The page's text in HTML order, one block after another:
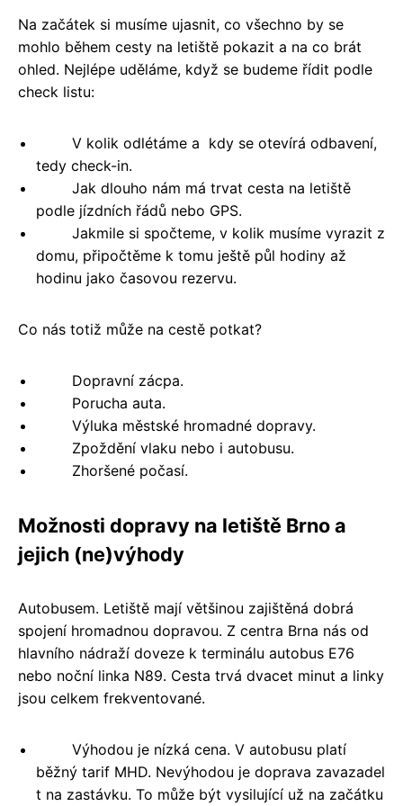
Na začátek si musíme ujasnit, co všechno by se
mohlo během cesty na letiště pokazit a na co brát
ohled. Nejlépe uděláme, když se budeme řídit podle
check listu:
V kolik odlétáme a kdy se otevírá odbavení,
tedy check-in.
Jak dlouho nám má trvat cesta na letiště
podle jízdních řádů nebo GPS.
Jakmile si spočteme, v kolik musíme vyrazit z
domu, připočtěme k tomu ještě půl hodiny až
hodinu jako časovou rezervu.
Co nás totiž může na cestě potkat?
Dopravní zácpa.
Porucha auta.
Výluka městské hromadné dopravy.
Zpoždění vlaku nebo i autobusu.
Zhoršené počasí.
Možnosti dopravy na letiště Brno a
jejich (ne)výhody
Autobusem. Letiště mají většinou zajištěná dobrá
spojení hromadnou dopravou. Z centra Brna nás od
hlavního nádraží doveze k terminálu autobus E76
nebo noční linka N89. Cesta trvá dvacet minut a linky
jsou celkem frekventované.
Výhodou je nízká cena. V autobusu platí
běžný tarif MHD. Nevýhodou je doprava zavazadel
t na zastávku. To může být vysilující už na začátku